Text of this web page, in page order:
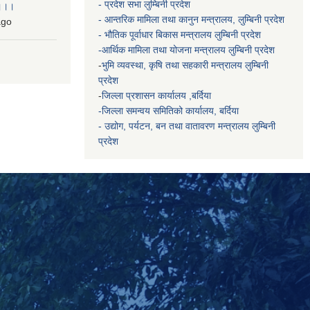
- प्रदेश सभा लुम्बिनी प्रदेश
- आन्तरिक मामिला तथा कानुन मन्त्रालय, लुम्बिनी प्रदेश
- भौतिक पूर्वाधार बिकास मन्त्रालय लुम्बिनी प्रदेश
-आर्थिक मामिला तथा योजना मन्त्रालय लुम्बिनी प्रदेश
-भुमि व्यवस्था, कृषि तथा सहकारी मन्त्रालय लुम्बिनी
प्रदेश
-जिल्ला प्रशासन कार्यालय ,बर्दिया
-जिल्ला समन्वय समितिको कार्यालय, बर्दिया
- उद्योग, पर्यटन, बन तथा वातावरण मन्त्रालय लुम्बिनी
प्रदेश